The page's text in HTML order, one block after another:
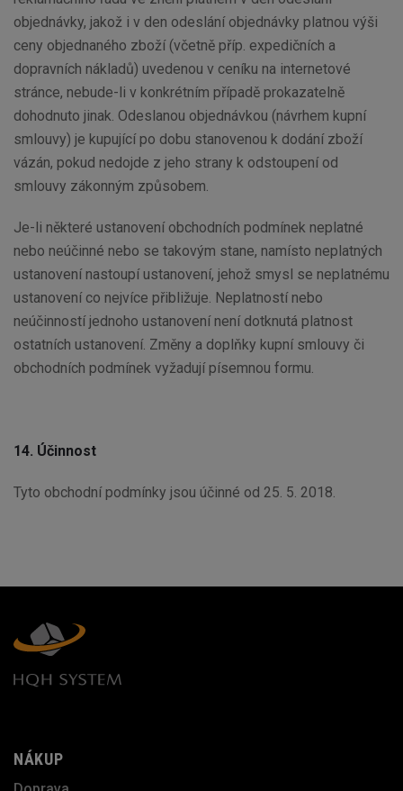
objednávky, jakož i v den odeslání objednávky platnou výši
ceny objednaného zboží (včetně příp. expedičních a
dopravních nákladů) uvedenou v ceníku na internetové
stránce, nebude-li v konkrétním případě prokazatelně
dohodnuto jinak. Odeslanou objednávkou (návrhem kupní
smlouvy) je kupující po dobu stanovenou k dodání zboží
vázán, pokud nedojde z jeho strany k odstoupení od
smlouvy zákonným způsobem.
Je-li některé ustanovení obchodních podmínek neplatné
nebo neúčinné nebo se takovým stane, namísto neplatných
ustanovení nastoupí ustanovení, jehož smysl se neplatnému
ustanovení co nejvíce přibližuje. Neplatností nebo
neúčinností jednoho ustanovení není dotknutá platnost
ostatních ustanovení. Změny a doplňky kupní smlouvy či
obchodních podmínek vyžadují písemnou formu.
14. Účinnost
Tyto obchodní podmínky jsou účinné od 25. 5. 2018.
NÁKUP